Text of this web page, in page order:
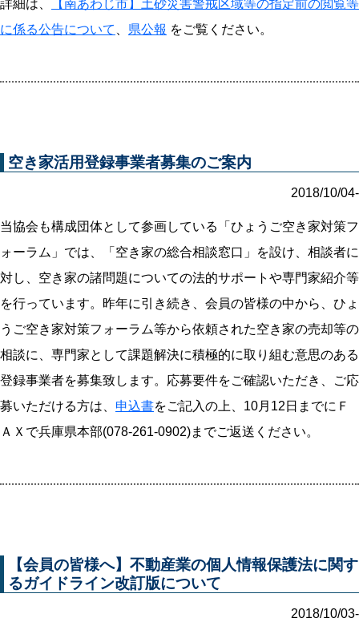
詳細は、
【南あわじ市】土砂災害警戒区域等の指定前の閲覧等
に係る公告について
県公報 をご覧ください。
空き家活用登録事業者募集のご案内
2018/10/04-
当協会も構成団体として参画している「ひょうご空き家対策フ
ォーラム」では、「空き家の総合相談窓口」を設け、相談者に
対し、空き家の諸問題についての法的サポートや専門家紹介等
を行っています。昨年に引き続き、会員の皆様の中から、ひょ
うご空き家対策フォーラム等から依頼された空き家の売却等の
相談に、専門家として課題解決に積極的に取り組む意思のある
登録事業者を募集致します。応募要件をご確認いただき、ご応
募いただける方は、 申込書をご記入の上、10月12日までにＦ
ＡＸで兵庫県本部(078-261-0902)までご返送ください。
【会員の皆様へ】不動産業の個人情報保護法に関す
るガイドライン改訂版について
2018/10/03-